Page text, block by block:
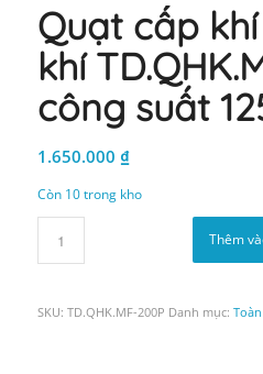
Quạt cấp
khí
công suất
1.650.000 ₫
Còn 10 trong kho
Thêm
SKU: TD.QHK.MF-200P Danh mục: